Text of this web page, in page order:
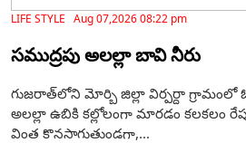
LIFE STYLE Aug 07,2026 08:22 pm
సముద్రపు అలల్లా బావి నీరు
గుజరాత్‌లోని మోర్బి జిల్లా విర్పర్దా గ్రామంలో
అలల్లా ఉబికి కల్లోలంగా మారడం కలకలం
వింత కొనసాగుతుండగా,...